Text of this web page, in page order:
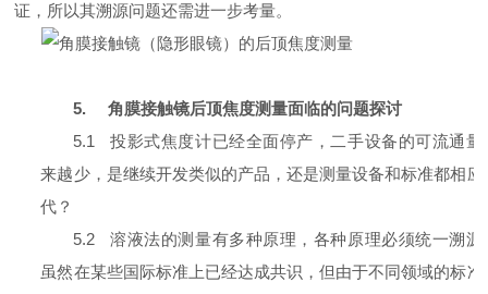
证，所以其溯源问题还需进一步考量。
5.
角膜接触镜后顶焦度测量面临的问题探讨
5.1
投影式焦度计已经全面停产，二手设备的可流通量
来越少，是继续开发类似的产品，还是测量设备和标准都相应
代？
5.2
溶液法的测量有多种原理，各种原理必须统一溯源
虽然在某些国际标准上已经达成共识，但由于不同领域的标准